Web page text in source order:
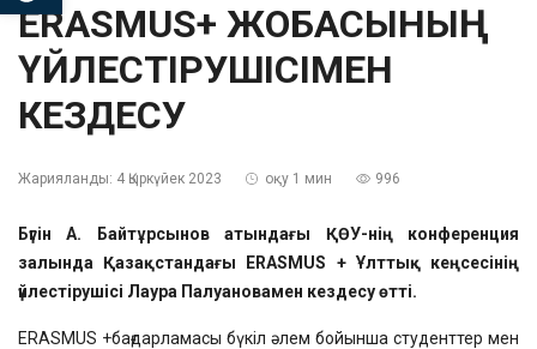
ERASMUS+ ЖОБАСЫНЫҢ
ҮЙЛЕСТІРУШІСІМЕН
КЕЗДЕСУ
Жарияланды: 4 Қыркүйек 2023 оқу 1 мин 996
Бүгін А. Байтұрсынов атындағы ҚӨУ-нің конференция
залында Қазақстандағы ERASMUS + Ұлттық кеңсесінің
үйлестірушісі Лаура Палуановамен кездесу өтті.
ERASMUS +бағдарламасы бүкіл әлем бойынша студенттер мен